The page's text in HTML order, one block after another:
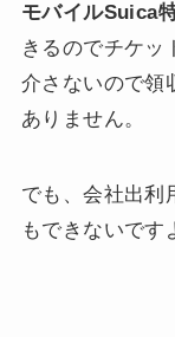
モバイルSuica
きるのでチケッ
介さないので領
ありません。
でも、会社出利
もできないです